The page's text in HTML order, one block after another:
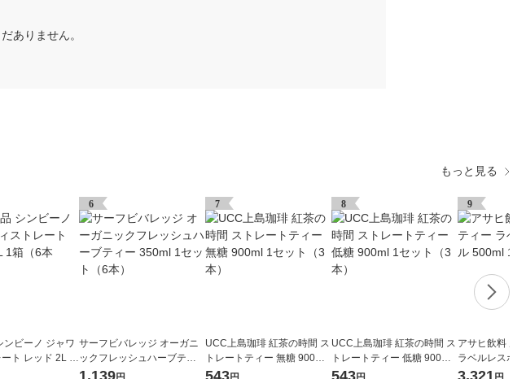
ありません。
もっと見る
ンビーノ ジャワ
ト レッド 2L 1
6
サーフビバレッジ オーガニ
ックフレッシュハーブティ
ー 350ml 1セット（6本）
1,139
7
UCC上島珈琲 紅茶の時間 ス
トレートティー 無糖 900ml
1セット（3本）
543
8
UCC上島珈琲 紅茶の時間 ス
トレートティー 低糖 900ml
1セット（3本）
543
9
アサヒ飲料 ル
ラベルレスボ
（24本入）
3,321